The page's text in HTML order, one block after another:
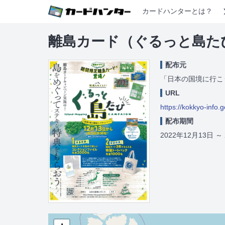
カードハンターとは？
離島カード（ぐるっと島た
配布元
「日本の国境に行
URL
https://kokkyo-
配布期間
2022年12月13日 ～